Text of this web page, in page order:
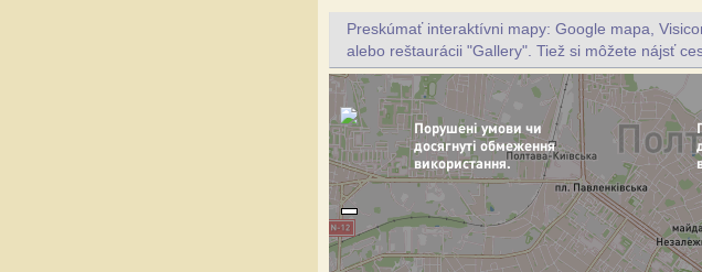
Preskúmať interaktívni mapy: Google mapa,
alebo reštaurácii "Gallery". Tiež si môžete nájsť